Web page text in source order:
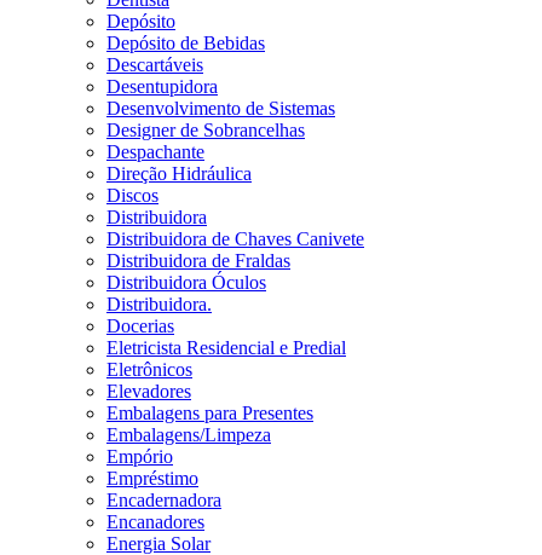
Depósito
Depósito de Bebidas
Descartáveis
Desentupidora
Desenvolvimento de Sistemas
Designer de Sobrancelhas
Despachante
Direção Hidráulica
Discos
Distribuidora
Distribuidora de Chaves Canivete
Distribuidora de Fraldas
Distribuidora Óculos
Distribuidora.
Docerias
Eletricista Residencial e Predial
Eletrônicos
Elevadores
Embalagens para Presentes
Embalagens/Limpeza
Empório
Empréstimo
Encadernadora
Encanadores
Energia Solar